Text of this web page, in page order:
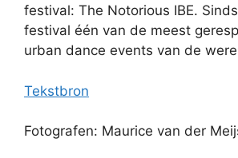
festival: The Notorious IBE.
festival één van de meest
urban dance events van de
Tekstbron
Fotografen: Maurice van der